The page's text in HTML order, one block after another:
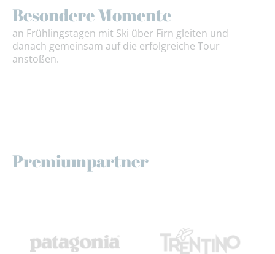
Besondere Momente
an Frühlingstagen mit Ski über Firn gleiten und
danach gemeinsam auf die erfolgreiche Tour
anstoßen.
Premiumpartner